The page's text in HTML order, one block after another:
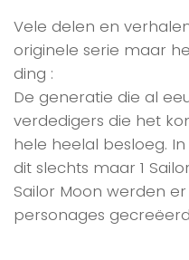
Vele delen en
originele serie maar
ding :
De generatie die al
verdedigers die het
hele heelal besloeg.
dit slechts maar 1
Sailor Moon werden
personages